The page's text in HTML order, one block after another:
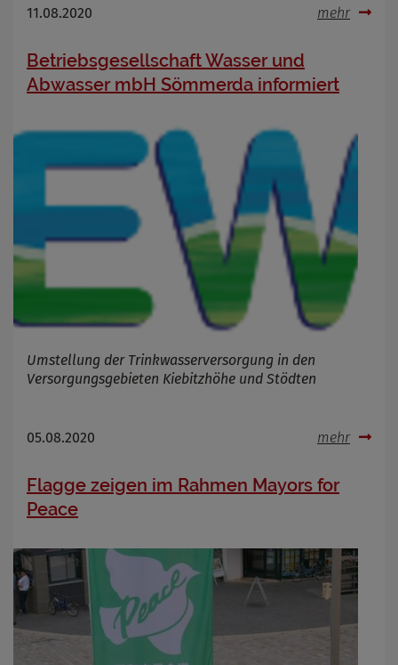
11.08.2020 mehr
Betriebsgesellschaft Wasser und
Abwasser mbH Sömmerda informiert
Umstellung der Trinkwasserversorgung in den
Versorgungsgebieten Kiebitzhöhe und Stödten
05.08.2020 mehr
Flagge zeigen im Rahmen Mayors for
Peace